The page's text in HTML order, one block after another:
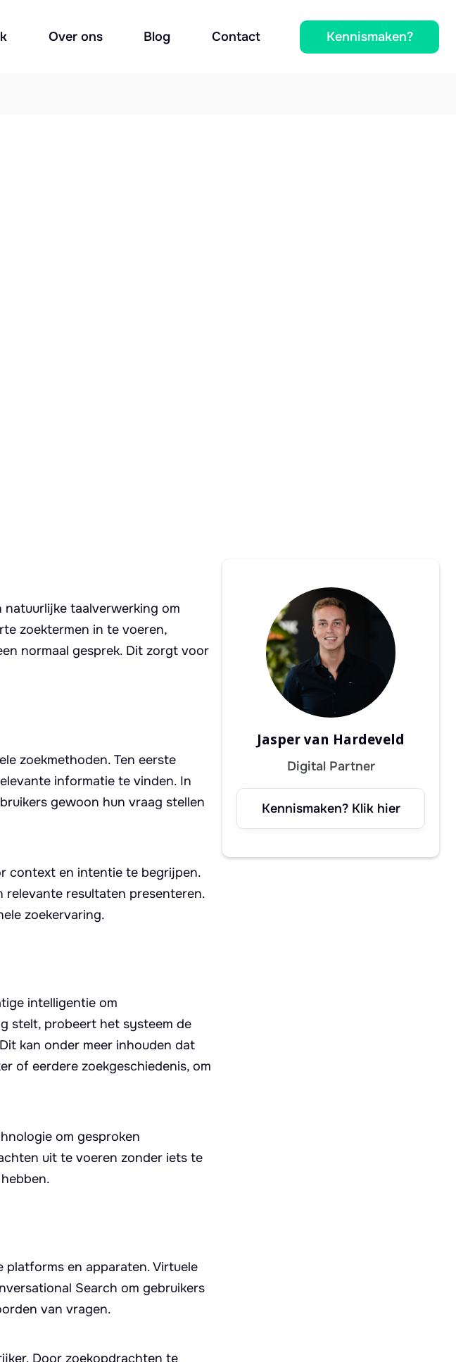
Over ons Blog Contact Kennismaken?
natuurlijke taalverwerking om
zoektermen in te voeren,
normaal gesprek. Dit zorgt voor
zoekmethoden. Ten eerste
informatie te vinden. In
gewoon hun vraag stellen
context en intentie te begrijpen.
relevante resultaten presenteren.
zoekervaring.
intelligentie om
stelt, probeert het systeem de
kan onder meer inhouden dat
of eerdere zoekgeschiedenis, om
om gesproken
uit te voeren zonder iets te
en apparaten. Virtuele
Search om gebruikers
van vragen.
Door zoekopdrachten te
Jasper van Hardeveld
Digital Partner
Kennismaken? Klik hier